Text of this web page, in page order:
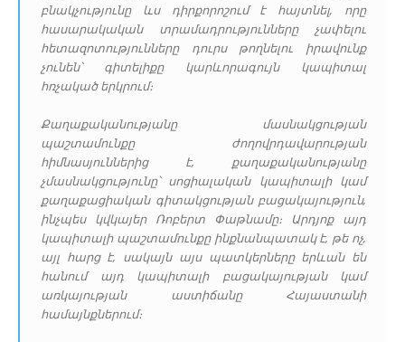
բնակչությունը ևս դիրքորոշում է հայտնել, որը
հասարակական տրամադրությունները չափելու
հետազոտությունները դուրս թողնելու իրավունք
չունեն՝ գիտելիքը կարևորագույն կապիտալ
հռչակած երկրում։
Քաղաքականությանը մասնակցության
պաշտամունքը ժողովրդավարության
հիմնասյուններից է, քաղաքականությանը
չմասնակցությունը՝ սոցիալական կապիտալի կամ
քաղաքացիական գիտակցության բացակայություն,
ինչպես կվկայեր Ռոբերտ Փաթնամը։ Արդյոք այդ
կապիտալի պաշտամունքը ինքնանպատակ է, թե ոչ,
այլ հարց է, սակայն այս պատկերները երևան են
հանում այդ կապիտալի բացակայության կամ
առկայության աստիճանը Հայաստանի
համայնքներում։